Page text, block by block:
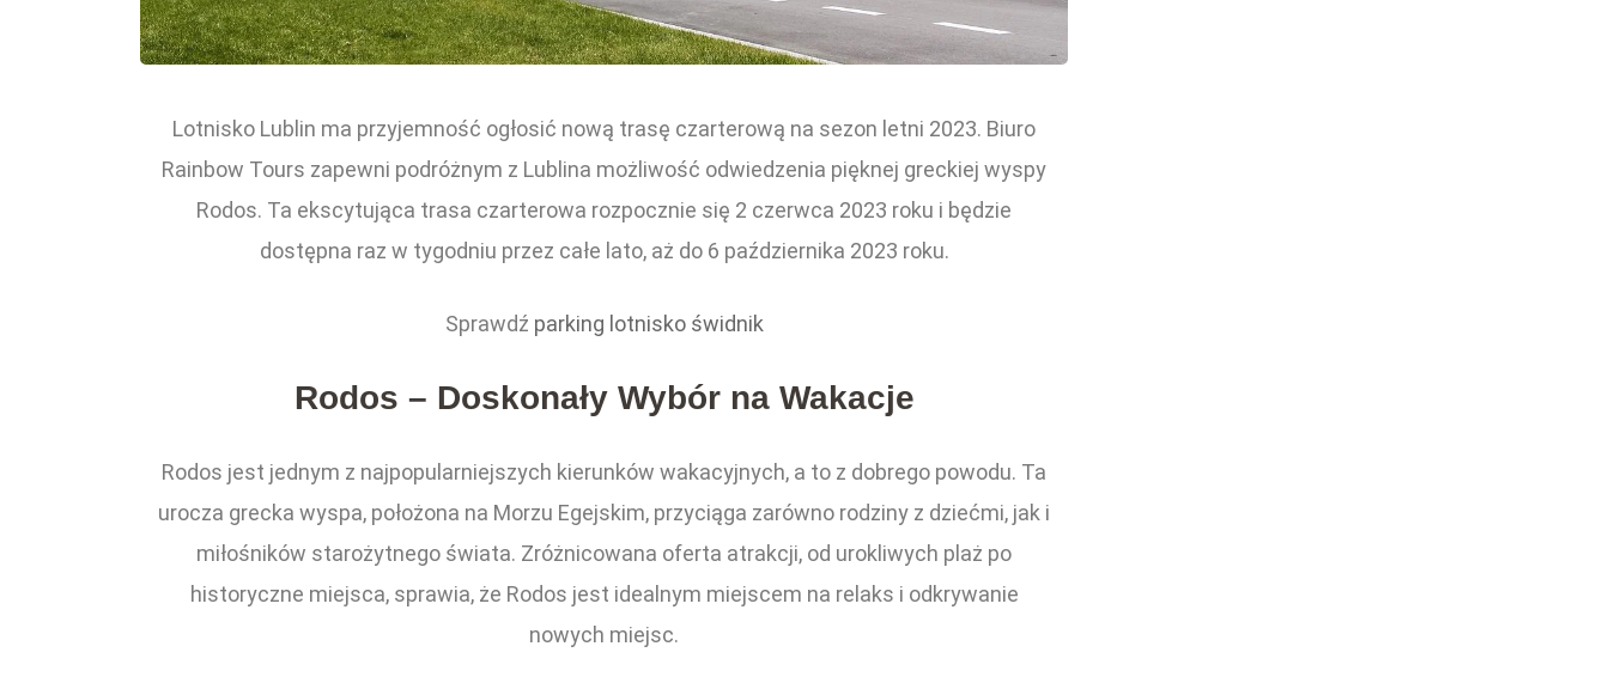
Lotnisko Lublin ma przyjemność ogłosić nową trasę czarterową na sezon letni 2023. Biuro
Rainbow Tours zapewni podróżnym z Lublina możliwość odwiedzenia pięknej greckiej wyspy
Rodos. Ta ekscytująca trasa czarterowa rozpocznie się 2 czerwca 2023 roku i będzie
dostępna raz w tygodniu przez całe lato, aż do 6 października 2023 roku.
Sprawdź parking lotnisko świdnik
Rodos – Doskonały Wybór na Wakacje
Rodos jest jednym z najpopularniejszych kierunków wakacyjnych, a to z dobrego powodu. Ta
urocza grecka wyspa, położona na Morzu Egejskim, przyciąga zarówno rodziny z dziećmi, jak i
miłośników starożytnego świata. Zróżnicowana oferta atrakcji, od urokliwych plaż po
historyczne miejsca, sprawia, że Rodos jest idealnym miejscem na relaks i odkrywanie
nowych miejsc.